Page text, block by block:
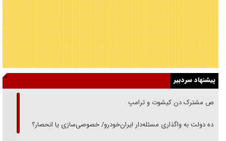
پیشنهاد سردبیر
رقص مشترک دن کیشوت و ترامپ
دنده دولت به واگذاری مسئله‌دار ایران‌خودرو/ خصوصی‌سازی یا انحصار؟